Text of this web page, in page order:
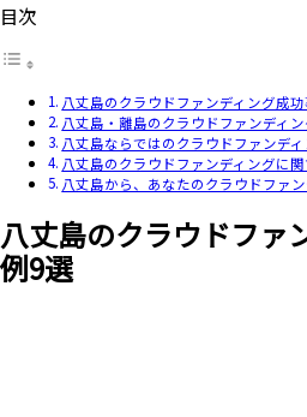
目次
八丈島のクラウドファンディング成
八丈島・離島のクラウドファンディ
八丈島ならではのクラウドファンデ
八丈島のクラウドファンディングに
八丈島から、あなたのクラウドファ
八丈島のクラウドファ
例9選